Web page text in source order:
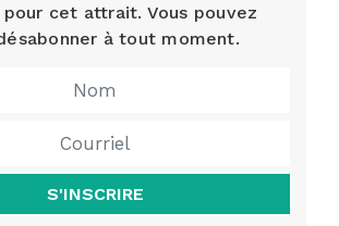
cet attrait. Vous pouvez
à tout moment.
S'INSCRIRE